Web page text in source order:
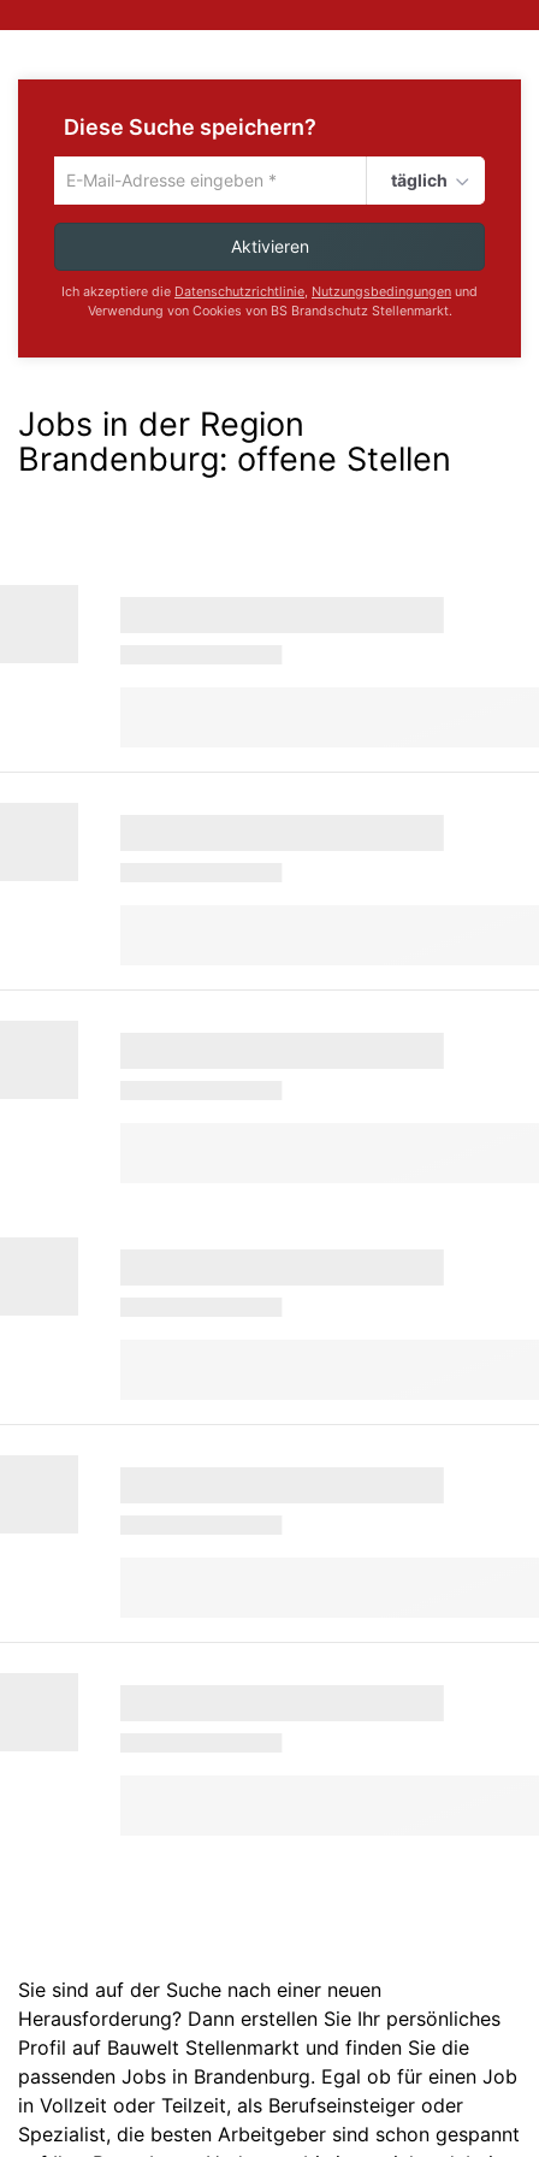
Diese Suche speichern?
Um
die
aktuelle
zu
speichern
deine
ein
täglich
Aktivieren
Ich akzeptiere die Datenschutzrichtlinie, Nutzungsbedingungen und
Verwendung von Cookies von BS Brandschutz Stellenmarkt.
Jobs in der Region
Brandenburg: offene Stellen
Sie sind auf der Suche nach einer neuen
Herausforderung? Dann erstellen Sie Ihr persönliches
Profil auf Bauwelt Stellenmarkt und finden Sie die
passenden Jobs in Brandenburg. Egal ob für einen Job
in Vollzeit oder Teilzeit, als Berufseinsteiger oder
Spezialist, die besten Arbeitgeber sind schon gespannt